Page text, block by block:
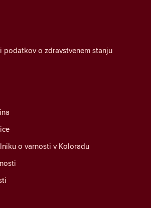
podatkov o zdravstvenem stanju
o varnosti v Koloradu